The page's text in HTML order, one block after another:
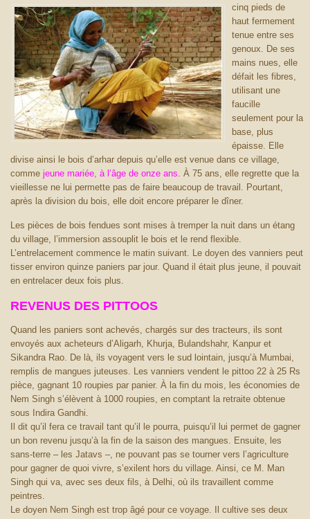
cinq pieds de
haut fermement
tenue entre ses
genoux. De ses
mains nues, elle
défait les fibres,
utilisant une
faucille
seulement pour la
base, plus
épaisse. Elle
divise ainsi le bois d’arhar depuis qu’elle est venue dans ce village,
comme jeune mariée, à l’âge de onze ans. À 75 ans, elle regrette que la
vieillesse ne lui permette pas de faire beaucoup de travail. Pourtant,
après la division du bois, elle doit encore préparer le dîner.
Les pièces de bois fendues sont mises à tremper la nuit dans un étang
du village, l’immersion assouplit le bois et le rend flexible.
L’entrelacement commence le matin suivant. Le doyen des vanniers peut
tisser environ quinze paniers par jour. Quand il était plus jeune, il pouvait
en entrelacer deux fois plus.
REVENUS DES PITTOOS
Quand les paniers sont achevés, chargés sur des tracteurs, ils sont
envoyés aux acheteurs d’Aligarh, Khurja, Bulandshahr, Kanpur et
Sikandra Rao. De là, ils voyagent vers le sud lointain, jusqu’à Mumbai,
remplis de mangues juteuses. Les vanniers vendent le pittoo 22 à 25 Rs
pièce, gagnant 10 roupies par panier. À la fin du mois, les économies de
Nem Singh s’élèvent à 1000 roupies, en comptant la retraite obtenue
sous Indira Gandhi.
Il dit qu’il fera ce travail tant qu’il le pourra, puisqu’il lui permet de gagner
un bon revenu jusqu’à la fin de la saison des mangues. Ensuite, les
sans-terre – les Jatavs –, ne pouvant pas se tourner vers l’agriculture
pour gagner de quoi vivre, s’exilent hors du village. Ainsi, ce M. Man
Singh qui va, avec ses deux fils, à Delhi, où ils travaillent comme
peintres.
Le doyen Nem Singh est trop âgé pour ce voyage. Il cultive ses deux